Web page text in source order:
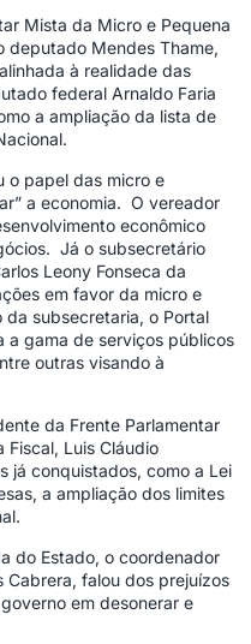
Mista da Micro e Pequena
deputado Mendes Thame,
à realidade das
federal Arnaldo Faria
a ampliação da lista de
o papel das micro e
a economia. O vereador
econômico
Já o subsecretário
Leony Fonseca da
em favor da micro e
subsecretaria, o Portal
a gama de serviços públicos
outras visando à
da Frente Parlamentar
Fiscal, Luis Cláudio
já conquistados, como a Lei
a ampliação dos limites
do Estado, o coordenador
Cabrera, falou dos prejuízos
em desonerar e